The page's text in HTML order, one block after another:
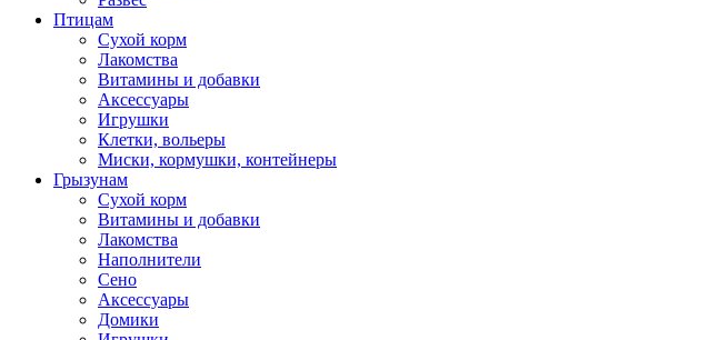
Птицам
Сухой корм
Лакомства
Витамины и добавки
Аксессуары
Игрушки
Клетки, вольеры
Миски, кормушки, контейнеры
Грызунам
Сухой корм
Витамины и добавки
Лакомства
Наполнители
Сено
Аксессуары
Домики